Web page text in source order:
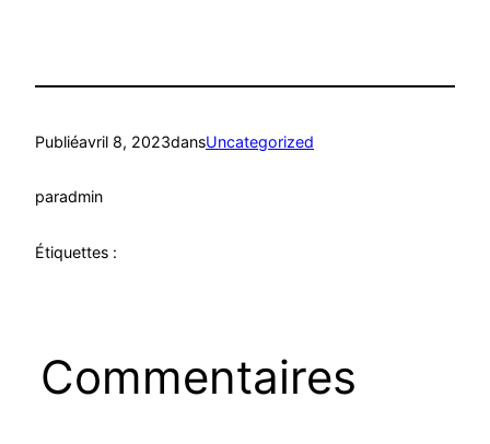
Publiéavril 8, 2023dansUncategorized
paradmin
Étiquettes :
Commentaires